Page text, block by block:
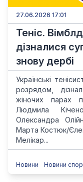
27.06.2026 17:01
Теніс.
дізналися
знову дербі
Українські
розрядом,
жіночих парах
Людмила
Олександра
Марта Костюк/
Мелікар...
Новини Новини